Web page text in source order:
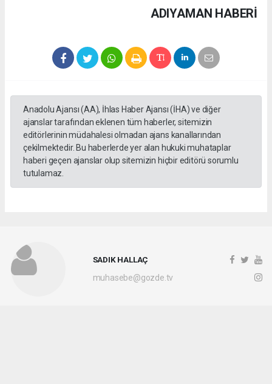
ADIYAMAN HABERİ
Anadolu Ajansı (AA), İhlas Haber Ajansı (İHA) ve diğer
ajanslar tarafından eklenen tüm haberler, sitemizin
editörlerinin müdahalesi olmadan ajans kanallarından
çekilmektedir. Bu haberlerde yer alan hukuki muhataplar
haberi geçen ajanslar olup sitemizin hiçbir editörü sorumlu
tutulamaz.
SADIK HALLAÇ
muhasebe@gozde.tv